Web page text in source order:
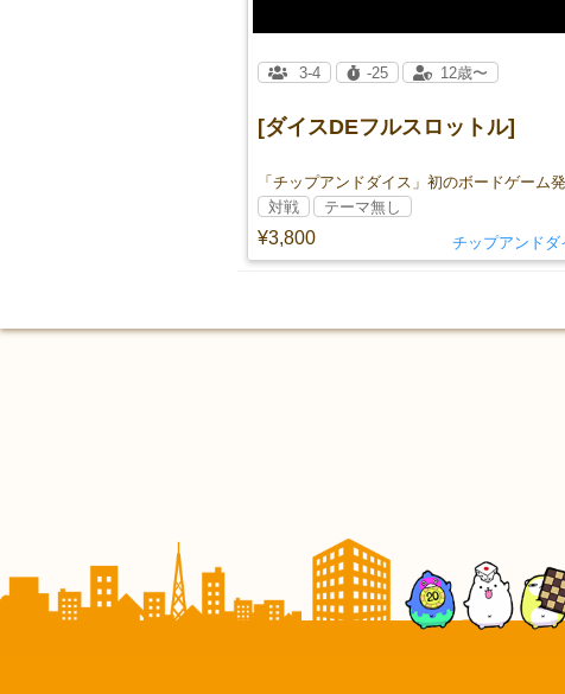
[ダイスDEフルスロットル]
¥3,800
3-4 -25 12歳〜
対戦 テーマ無し
チップアンドダ